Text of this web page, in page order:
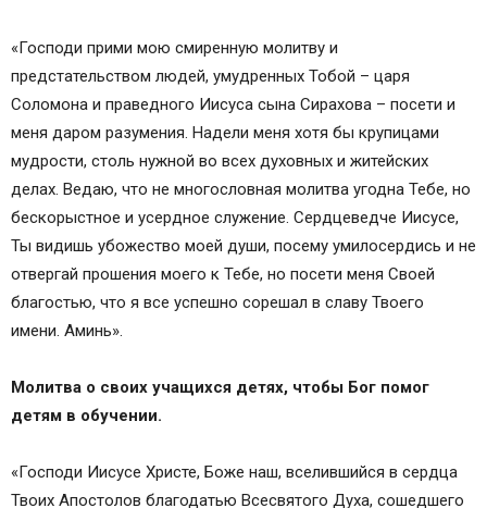
«Господи прими мою смиренную молитву и
предстательством людей, умудренных Тобой – царя
Соломона и праведного Иисуса сына Сирахова – посети и
меня даром разумения. Надели меня хотя бы крупицами
мудрости, столь нужной во всех духовных и житейских
делах. Ведаю, что не многословная молитва угодна Тебе, но
бескорыстное и усердное служение. Сердцеведче Иисусе,
Ты видишь убожество моей души, посему умилосердись и не
отвергай прошения моего к Тебе, но посети меня Своей
благостью, что я все успешно сорешал в славу Твоего
имени. Аминь».
Молитва о своих учащихся детях, чтобы Бог помог
детям в обучении.
«Господи Иисусе Христе, Боже наш, вселившийся в сердца
Твоих Апостолов благодатью Всесвятого Духа, сошедшего